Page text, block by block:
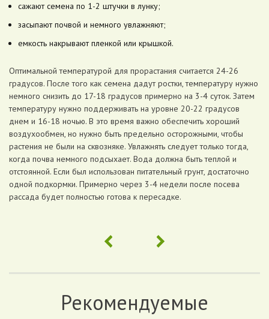
сажают семена по 1-2 штучки в лунку;
засыпают почвой и немного увлажняют;
емкость накрывают пленкой или крышкой.
Оптимальной температурой для прорастания считается 24-26
градусов. После того как семена дадут ростки, температуру нужно
немного снизить до 17-18 градусов примерно на 3-4 суток. Затем
температуру нужно поддерживать на уровне 20-22 градусов
днем и 16-18 ночью. В это время важно обеспечить хороший
воздухообмен, но нужно быть предельно осторожными, чтобы
растения не были на сквозняке. Увлажнять следует только тогда,
когда почва немного подсыхает. Вода должна быть теплой и
отстоянной. Если был использован питательный грунт, достаточно
одной подкормки. Примерно через 3-4 недели после посева
рассада будет полностью готова к пересадке.
Рекомендуемые